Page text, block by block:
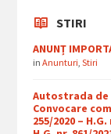
STIRI
ANUNȚ
inAnunturi ,Stiri
Autostrada de
Convocare
255/2020 –